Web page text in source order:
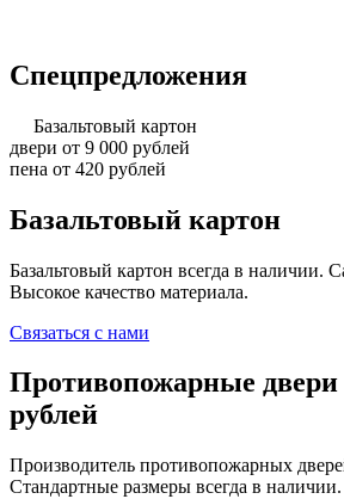
Спецпредложения
Базальтовый картон
двери от 9 000 рублей
пена от 420 рублей
Базальтовый картон
Базальтовый картон всегда в наличии.
Высокое качество материала.
Связаться с нами
Противопожарные двери
рублей
Производитель противопожарных
Стандартные размеры всегда в наличии.